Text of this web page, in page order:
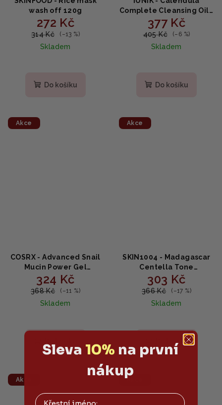
wash off 120g
272 Kč
314 Kč (–13 %)
Skladem
Do košíku
Complete Cleansing Oil -
čisticí olej s měsíčkem
lékařským 200ml
377 Kč
405 Kč (–6 %)
Skladem
Do košíku
Akce
COSRX - Advanced Snail
Mucin Power Gel
Cleanser - Jemný gelový
čistič s hlemýždím slizem
324 Kč
368 Kč (–11 %)
Skladem
Akce
SKIN1004 - Madagascar
Centella Tone
Brightening Cleansing
Gel Foam - Rozjasňující
čisticí gel 125 ml
303 Kč
366 Kč (–17 %)
Skladem
Do košíku
Akce Akce
Sleva 10% na první
nákup